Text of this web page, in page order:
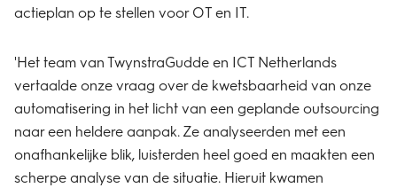
actieplan op te stellen voor OT en IT.
'Het team van TwynstraGudde en ICT Netherlands
vertaalde onze vraag over de kwetsbaarheid van onze
automatisering in het licht van een geplande outsourcing
naar een heldere aanpak. Ze analyseerden met een
onafhankelijke blik, luisterden heel goed en maakten een
scherpe analyse van de situatie. Hieruit kwamen